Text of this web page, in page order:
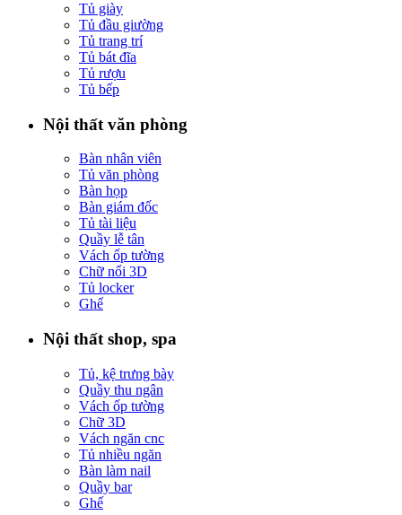
Tủ giày
Tủ đầu giường
Tủ trang trí
Tủ bát đĩa
Tủ rượu
Tủ bếp
Nội thất văn phòng
Bàn nhân viên
Tủ văn phòng
Bàn họp
Bàn giám đốc
Tủ tài liệu
Quầy lễ tân
Vách ốp tường
Chữ nổi 3D
Tủ locker
Ghế
Nội thất shop, spa
Tủ, kệ trưng bày
Quầy thu ngân
Vách ốp tường
Chữ 3D
Vách ngăn cnc
Tủ nhiều ngăn
Bàn làm nail
Quầy bar
Ghế